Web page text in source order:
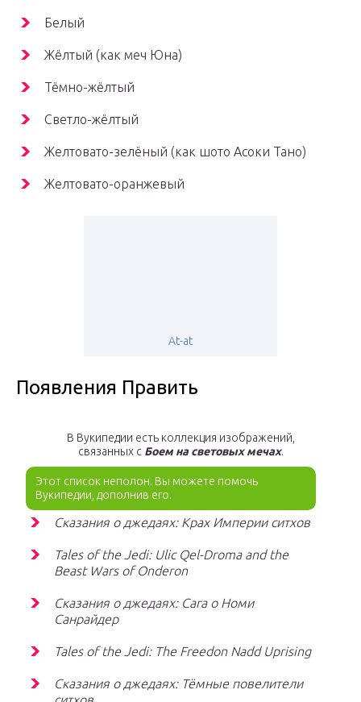
Белый
Жёлтый (как меч Юна)
Тёмно-жёлтый
Светло-жёлтый
Желтовато-зелёный (как шото Асоки Тано)
Желтовато-оранжевый
At-at
Появления Править
В Вукипедии есть коллекция изображений,
связанных с Боем на световых мечах.
Этот список неполон. Вы можете помочь
Вукипедии, дополнив его.
Сказания о джедаях: Крах Империи ситхов
Tales of the Jedi: Ulic Qel-Droma and the
Beast Wars of Onderon
Сказания о джедаях: Сага о Номи
Санрайдер
Tales of the Jedi: The Freedon Nadd Uprising
Сказания о джедаях: Тёмные повелители